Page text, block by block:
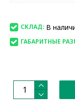
СКЛАД: В
ГАБАРИТНЫЕ